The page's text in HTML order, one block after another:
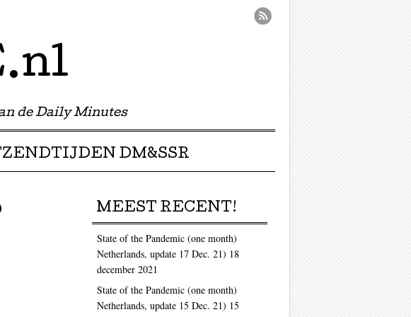
de Daily Minutes
DM&SSR
MEEST RECENT!
State of the Pandemic (one month)
Netherlands, update 17 Dec. 21) 18
december 2021
State of the Pandemic (one month)
Netherlands, update 15 Dec. 21) 15